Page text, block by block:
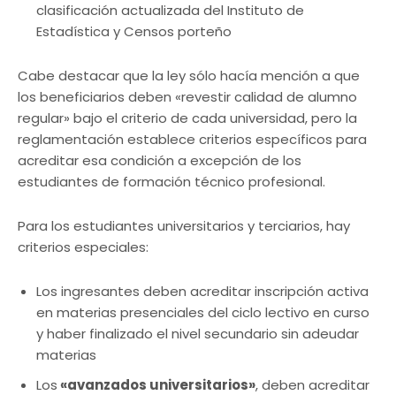
clasificación actualizada del Instituto de
Estadística y Censos porteño
Cabe destacar que la ley sólo hacía mención a que
los beneficiarios deben «revestir calidad de alumno
regular» bajo el criterio de cada universidad, pero la
reglamentación establece criterios específicos para
acreditar esa condición a excepción de los
estudiantes de formación técnico profesional.
Para los estudiantes universitarios y terciarios, hay
criterios especiales:
Los ingresantes deben acreditar inscripción activa
en materias presenciales del ciclo lectivo en curso
y haber finalizado el nivel secundario sin adeudar
materias
Los «avanzados universitarios», deben acreditar